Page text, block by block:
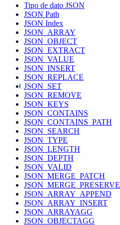
Tipo de dato JSON
JSON Path
JSON Index
JSON_ARRAY
JSON_OBJECT
JSON_EXTRACT
JSON_VALUE
JSON_INSERT
JSON_REPLACE
JSON_SET
JSON_REMOVE
JSON_KEYS
JSON_CONTAINS
JSON_CONTAINS_PATH
JSON_SEARCH
JSON_TYPE
JSON_LENGTH
JSON_DEPTH
JSON_VALID
JSON_MERGE_PATCH
JSON_MERGE_PRESERVE
JSON_ARRAY_APPEND
JSON_ARRAY_INSERT
JSON_ARRAYAGG
JSON_OBJECTAGG